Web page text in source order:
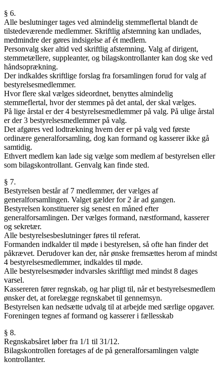
§ 6.
Alle beslutninger tages ved almindelig stemmeflertal blandt de
tilstedeværende medlemmer. Skriftlig afstemning kan undlades,
medmindre der gøres indsigelse af ét medlem.
Personvalg sker altid ved skriftlig afstemning. Valg af dirigent,
stemmetællere, suppleanter, og bilagskontrollanter kan dog ske ved
håndsoprækning.
Der indkaldes skriftlige forslag fra forsamlingen forud for valg af
bestyrelsesmedlemmer.
Hvor flere skal vælges sideordnet, benyttes almindelig
stemmeflertal, hvor der stemmes på det antal, der skal vælges.
På lige årstal er der 4 bestyrelsesmedlemmer på valg. På ulige årstal
er der 3 bestyrelsesmedlemmer på valg.
Det afgøres ved lodtrækning hvem der er på valg ved første
ordinære generalforsamling, dog kan formand og kasserer ikke gå
samtidig.
Ethvert medlem kan lade sig vælge som medlem af bestyrelsen eller
som bilagskontrollant. Genvalg kan finde sted.
§ 7.
Bestyrelsen består af 7 medlemmer, der vælges af
generalforsamlingen. Valget gælder for 2 år ad gangen.
Bestyrelsen konstituerer sig senest en måned efter
generalforsamlingen. Der vælges formand, næstformand, kasserer
og sekretær.
Alle bestyrelsesbeslutninger føres til referat.
Formanden indkalder til møde i bestyrelsen, så ofte han finder det
påkrævet. Derudover kan der, når ønske fremsættes herom af mindst
4 bestyrelsesmedlemmer, indkaldes til møde.
Alle bestyrelsesmøder indvarsles skriftligt med mindst 8 dages
varsel.
Kassereren fører regnskab, og har pligt til, når et bestyrelsesmedlem
ønsker det, at forelægge regnskabet til gennemsyn.
Bestyrelsen kan nedsætte udvalg til at arbejde med særlige opgaver.
Foreningen tegnes af formand og kasserer i fællesskab
§ 8.
Regnskabsåret løber fra 1/1 til 31/12.
Bilagskontrollen foretages af de på generalforsamlingen valgte
kontrollanter.